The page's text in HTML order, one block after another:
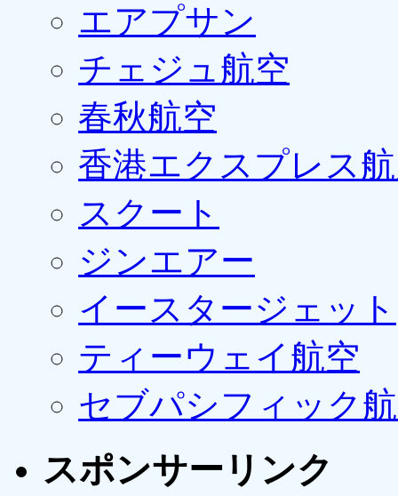
エアプサン
チェジュ航空
春秋航空
香港エクスプレス
スクート
ジンエアー
イースタージェット
ティーウェイ航空
セブパシフィック
スポンサーリンク